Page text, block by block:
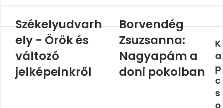
Székelyudvarhely
-
Örök
és
változó
jelképeinkről
Székelyudvarh
ely - Örök és
változó
jelképeinkről
Borvendég
Zsuzsanna:
Nagyapám
a
doni
pokolban
Borvendég
Zsuzsanna:
Nagyapám a
doni pokolban
K
a
p
c
s
o